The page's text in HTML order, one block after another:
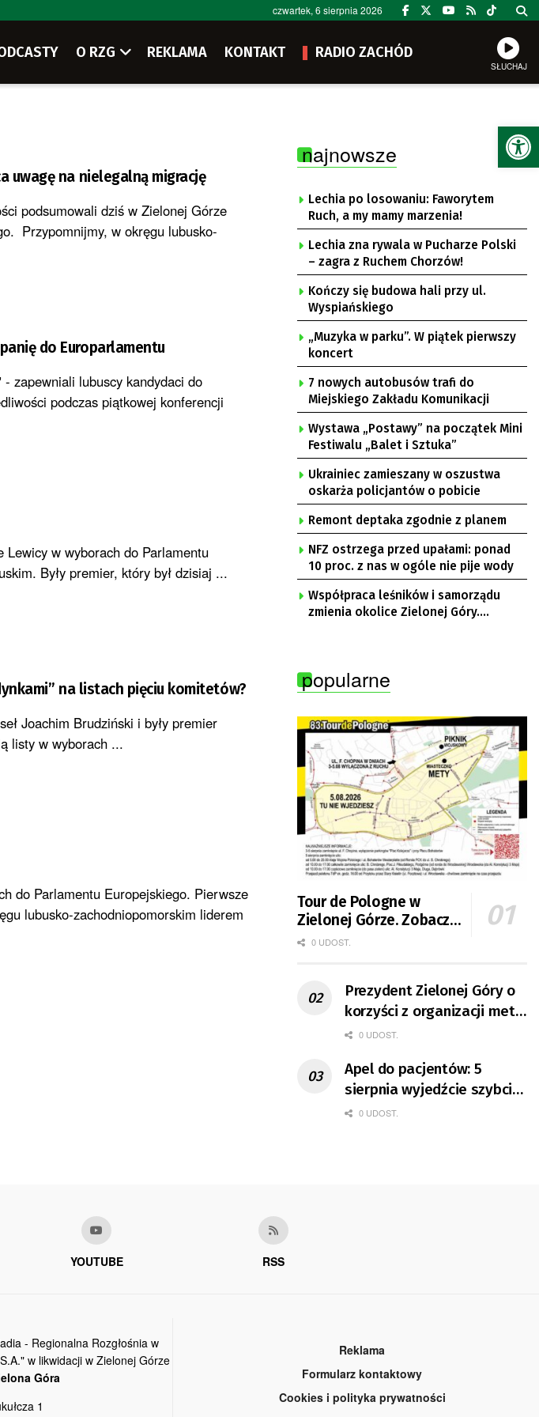
czwartek, 6 sierpnia 2026
O RZG REKLAMA KONTAKT RADIO ZACHÓD
SŁUCHAJ
uwagę na nielegalną migrację
podsumowali dziś w Zielonej Górze
Przypomnijmy, w okręgu lubusko-
do Europarlamentu
zapewniali lubuscy kandydaci do
podczas piątkowej konferencji
Lewicy w wyborach do Parlamentu
Były premier, który był dzisiaj ...
na listach pięciu komitetów?
Joachim Brudziński i były premier
listy w wyborach ...
do Parlamentu Europejskiego. Pierwsze
lubusko-zachodniopomorskim liderem
najnowsze
Lechia po losowaniu: Faworytem
Ruch, a my mamy marzenia!
Lechia zna rywala w Pucharze Polski
– zagra z Ruchem Chorzów!
Kończy się budowa hali przy ul.
Wyspiańskiego
„Muzyka w parku”. W piątek pierwszy
koncert
7 nowych autobusów trafi do
Miejskiego Zakładu Komunikacji
Wystawa „Postawy” na początek Mini
Festiwalu „Balet i Sztuka”
Ukrainiec zamieszany w oszustwa
oskarża policjantów o pobicie
Remont deptaka zgodnie z planem
NFZ ostrzega przed upałami: ponad
10 proc. z nas w ogóle nie pije wody
Współpraca leśników i samorządu
zmienia okolice Zielonej Góry.
popularne
Tour de Pologne w
Zielonej Górze. Zobacz
zmiany w organizacji
0 UDOST.
Prezydent Zielonej Góry o
korzyści z organizacji mety
Tour de Pologne
0 UDOST.
Apel do pacjentów: 5
sierpnia wyjedźcie szybciej
z domów
0 UDOST.
YOUTUBE RSS
- Regionalna Rozgłośnia w
w likwidacji w Zielonej Górze
Góra
1
Reklama
Formularz kontaktowy
Cookies i polityka prywatności